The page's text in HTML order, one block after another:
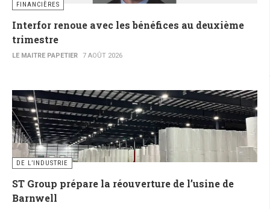
FINANCIÈRES
Interfor renoue avec les bénéfices au deuxième
trimestre
LE MAITRE PAPETIER 7 AOÛT 2026
DE L’INDUSTRIE
ST Group prépare la réouverture de l’usine de
Barnwell